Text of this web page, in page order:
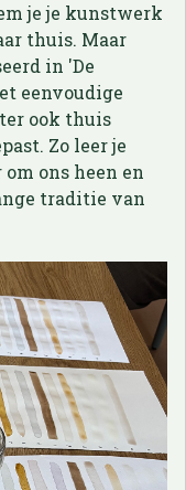
je je kunstwerk
thuis. Maar
in 'De
eenvoudige
ook thuis
Zo leer je
ons heen en
traditie van